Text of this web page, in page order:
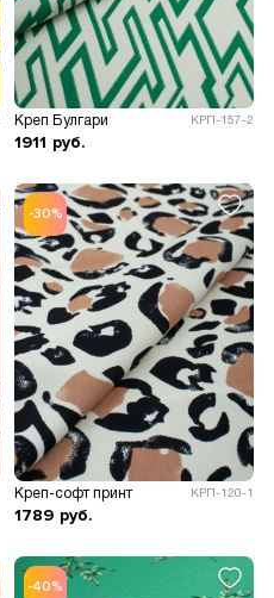
Креп Булгари КРП-157-2
1911 руб.
-30%
Креп-софт принт КРП-120-1
1789 руб.
-40%